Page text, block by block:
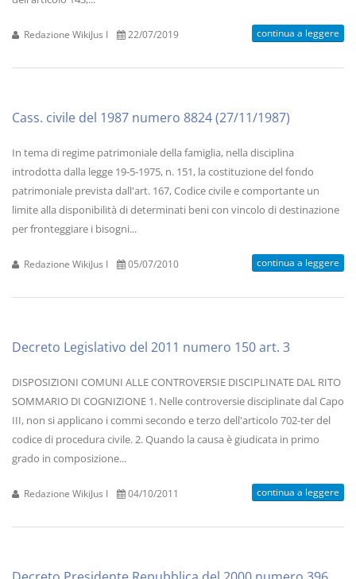
Redazione WikiJus I 22/07/2019 continua a leggere
Cass. civile del 1987 numero 8824 (27/11/1987)
In tema di regime patrimoniale della famiglia, nella disciplina
introdotta dalla legge 19-5-1975, n. 151, la costituzione del fondo
patrimoniale prevista dall'art. 167, Codice civile e comportante un
limite alla disponibilità di determinati beni con vincolo di destinazione
per fronteggiare i bisogni...
Redazione WikiJus I 05/07/2010 continua a leggere
Decreto Legislativo del 2011 numero 150 art. 3
DISPOSIZIONI COMUNI ALLE CONTROVERSIE DISCIPLINATE DAL RITO
SOMMARIO DI COGNIZIONE 1. Nelle controversie disciplinate dal Capo
III, non si applicano i commi secondo e terzo dell'articolo 702-ter del
codice di procedura civile. 2. Quando la causa è giudicata in primo
grado in composizione...
Redazione WikiJus I 04/10/2011 continua a leggere